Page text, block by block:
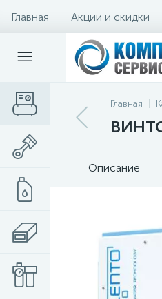
Главная Акции и скидки
Главная
Описание